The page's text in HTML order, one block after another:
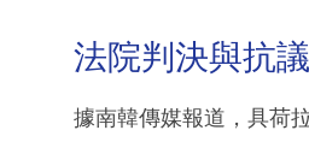
法院判決與抗議
據南韓傳媒報道，具荷